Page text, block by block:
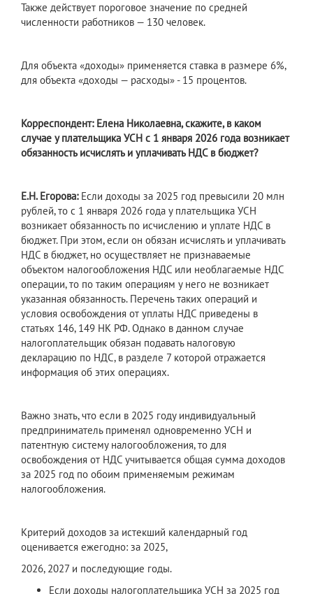
Также действует пороговое значение по средней
численности работников — 130 человек.
Для объекта «доходы» применяется ставка в размере 6%,
для объекта «доходы — расходы» - 15 процентов.
Корреспондент: Елена Николаевна, скажите, в каком
случае у плательщика УСН с 1 января 2026 года возникает
обязанность исчислять и уплачивать НДС в бюджет?
Е.Н. Егорова: Если доходы за 2025 год превысили 20 млн
рублей, то с 1 января 2026 года у плательщика УСН
возникает обязанность по исчислению и уплате НДС в
бюджет. При этом, если он обязан исчислять и уплачивать
НДС в бюджет, но осуществляет не признаваемые
объектом налогообложения НДС или необлагаемые НДС
операции, то по таким операциям у него не возникает
указанная обязанность. Перечень таких операций и
условия освобождения от уплаты НДС приведены в
статьях 146, 149 НК РФ. Однако в данном случае
налогоплательщик обязан подавать налоговую
декларацию по НДС, в разделе 7 которой отражается
информация об этих операциях.
Важно знать, что если в 2025 году индивидуальный
предприниматель применял одновременно УСН и
патентную систему налогообложения, то для
освобождения от НДС учитывается общая сумма доходов
за 2025 год по обоим применяемым режимам
налогообложения.
Критерий доходов за истекший календарный год
оценивается ежегодно: за 2025,
2026, 2027 и последующие годы.
Если доходы налогоплательщика УСН за 2025 год